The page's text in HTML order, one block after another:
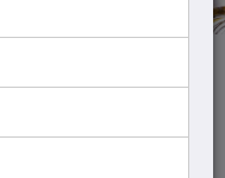
παραγγελίες.